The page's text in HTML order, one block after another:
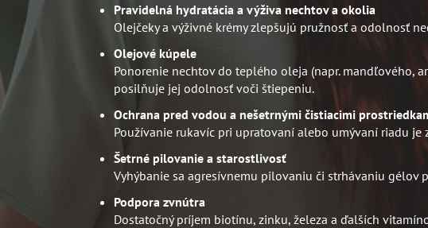
Pravidelná hydratácia a výživa nechtov a okolia
Olejčeky a výživné krémy zlepšujú pružnosť a odolnosť
Olejové kúpele
Ponorenie nechtov do teplého oleja (napr. mandľového,
posilňuje jej odolnosť voči štiepeniu.
Ochrana pred vodou a nešetrnými čistiacimi
Používanie rukavíc pri upratovaní alebo umývaní riadu je
Šetrné pilovanie a starostlivosť
Vyhýbanie sa agresívnemu pilovaniu či strhávaniu gélov
Podpora zvnútra
Dostatočný príjem biotínu, zinku, železa a ďalších